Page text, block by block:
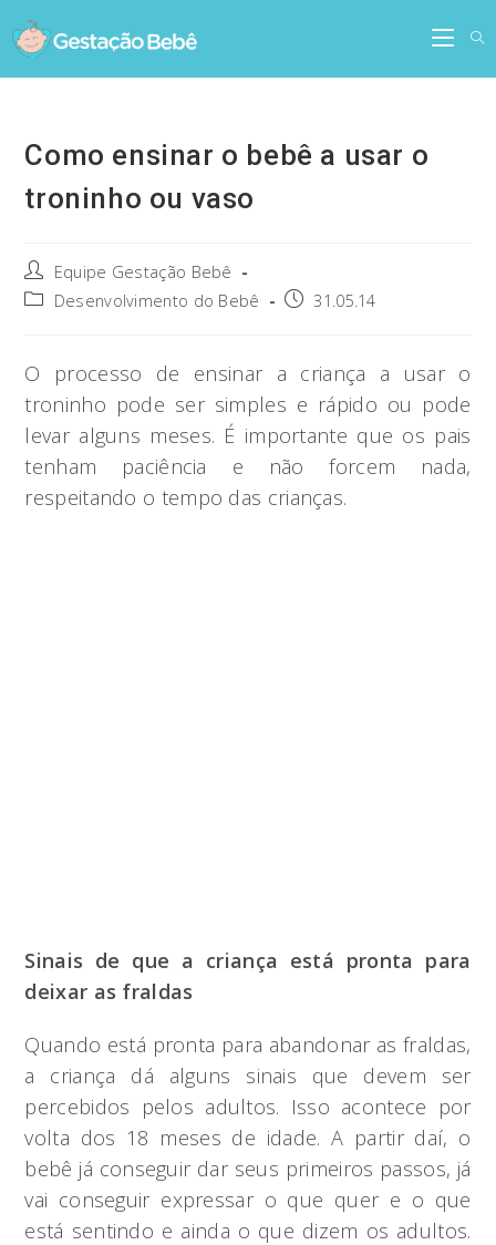
to
content
Como ensinar o bebê a usar o
troninho ou vaso
Post
author:
Equipe Gestação Bebê
PostDesenvolvimento do Bebê
Post31.05.14
O processo de ensinar a criança a usar o
troninho pode ser simples e rápido ou pode
levar alguns meses. É importante que os pais
tenham paciência e não forcem nada,
respeitando o tempo das crianças.
Sinais de que a criança está pronta para
deixar as fraldas
Quando está pronta para abandonar as fraldas,
a criança dá alguns sinais que devem ser
percebidos pelos adultos. Isso acontece por
volta dos 18 meses de idade. A partir daí, o
bebê já conseguir dar seus primeiros passos, já
vai conseguir expressar o que quer e o que
está sentindo e ainda o que dizem os adultos.